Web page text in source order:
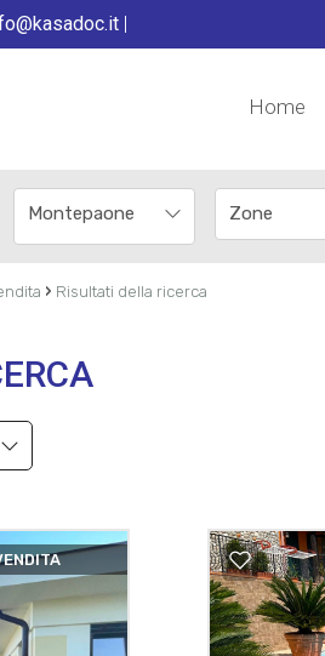
Home
|
Montepaone
› Risultati della ricerca